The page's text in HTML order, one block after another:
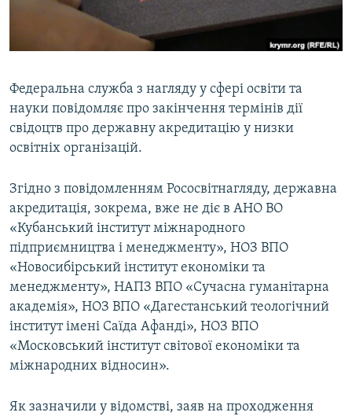
ВІДЕОУРОКИ «ELIFBE»
ІНФОГРАФІКА
Qırımtatar
ДОЛУЧАЙСЯ!
Федеральна служба з нагляду у сфері освіти та
науки повідомляє про закінчення термінів дії
свідоцтв про державну акредитацію у низки
освітніх організацій.
Згідно з повідомленням Рососвітнагляду, державна
акредитація, зокрема, вже не діє в АНО ВО
«Кубанський інститут міжнародного
підприємництва і менеджменту», НОЗ ВПО
«Новосибірський інститут економіки та
менеджменту», НАПЗ ВПО «Сучасна гуманітарна
академія», НОЗ ВПО «Дагестанський теологічний
інститут імені Саїда Афанді», НОЗ ВПО
«Московський інститут світової економіки та
міжнародних відносин».
Як зазначили у відомстві, заяв на проходження